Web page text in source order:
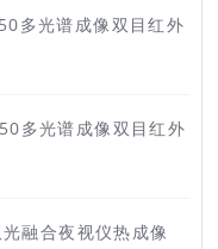
多光谱成像双目红外
多光谱成像双目红外
融合夜视仪热成像